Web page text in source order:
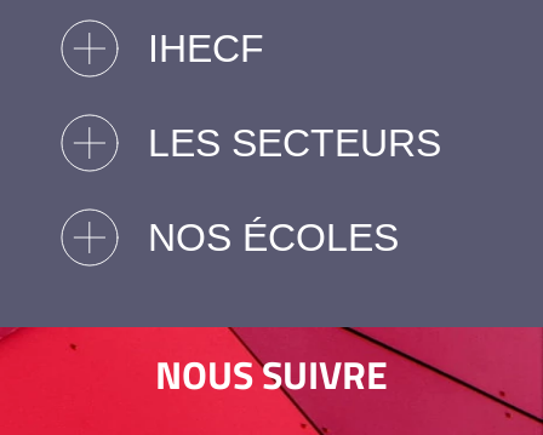
IHECF
LES SECTEURS
NOS ÉCOLES
NOUS SUIVRE